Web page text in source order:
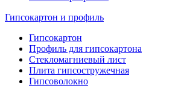
Гипсокартон и профиль
Гипсокартон
Профиль для гипсокартона
Стекломагниевый лист
Плита гипсостружечная
Гипсоволокно